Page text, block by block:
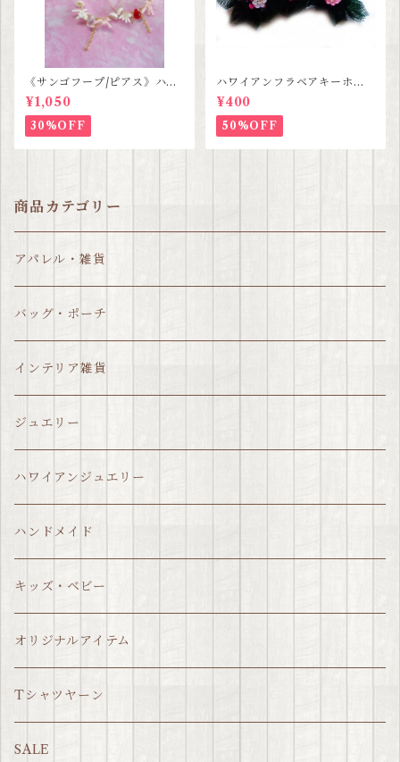
《サンゴフープ/ピアス》ハン
ドメイド SALE
¥1,050
30%OFF
ハワイアンフラベアキーホル
ダー SALE
¥400
50%OFF
商品カテゴリー
アパレル・雑貨
バッグ・ポーチ
インテリア雑貨
ジュエリー
ハワイアンジュエリー
ハンドメイド
キッズ・ベビー
オリジナルアイテム
Tシャツヤーン
SALE